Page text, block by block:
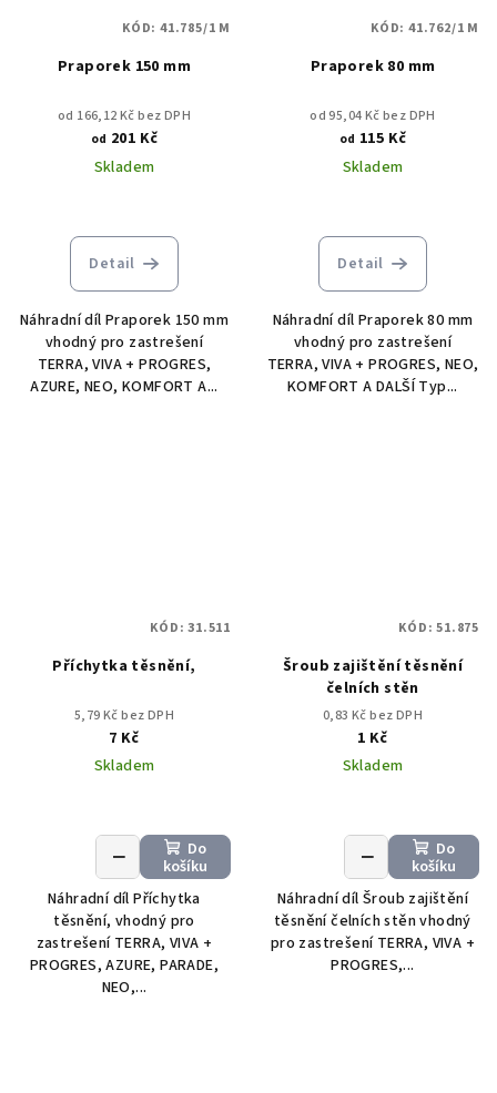
Praporek 150 mm
od 166,12 Kč bez DPH
od 201 Kč
Skladem
Detail
Náhradní díl Praporek 150 mm
vhodný pro zastrešení
TERRA, VIVA + PROGRES,
AZURE, NEO, KOMFORT A...
KÓD: 41.785/1 M
Praporek 80 mm
od 95,04 Kč bez DPH
od 115 Kč
Skladem
Detail
Náhradní díl Praporek 80 mm
vhodný pro zastrešení
TERRA, VIVA + PROGRES, NEO,
KOMFORT A DALŠÍ Typ...
KÓD: 41.762/1 M
Příchytka těsnění,
5,79 Kč bez DPH
7 Kč
Skladem
+
−
Do
košíku
Náhradní díl Příchytka
těsnění, vhodný pro
zastrešení TERRA, VIVA +
PROGRES, AZURE, PARADE,
NEO,...
KÓD:31.511
Šroub zajištění těsnění
čelních stěn
0,83 Kč bez DPH
1 Kč
Skladem
+
−
Do
košíku
Náhradní díl Šroub zajištění
těsnění čelních stěn vhodný
pro zastrešení TERRA, VIVA +
PROGRES,...
KÓD:51.875